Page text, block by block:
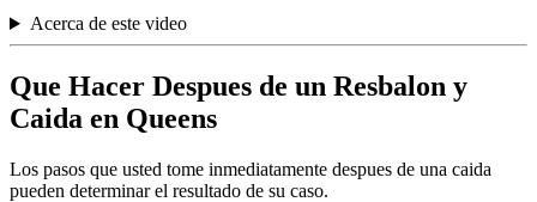
Acerca de este video
Que Hacer Despues de un Resbalon y
Caida en Queens
Los pasos que usted tome inmediatamente despues de una caida
pueden determinar el resultado de su caso.